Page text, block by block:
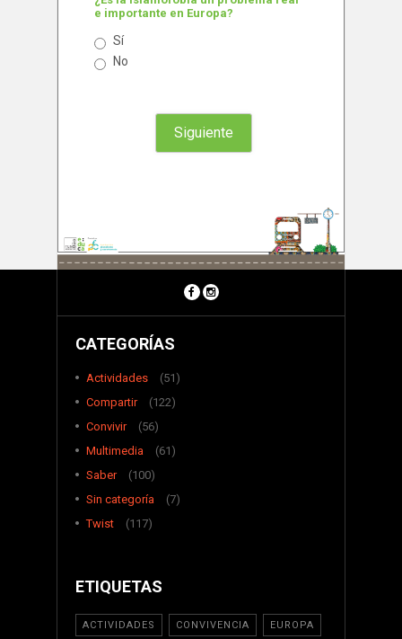
e importante en Europa?
Sí
No
Siguiente
CATEGORÍAS
Actividades
(51)
Compartir
(122)
Convivir
(56)
Multimedia
(61)
Saber
(100)
Sin categoría
(7)
Twist
(117)
ETIQUETAS
ACTIVIDADES CONVIVENCIA EUROPA